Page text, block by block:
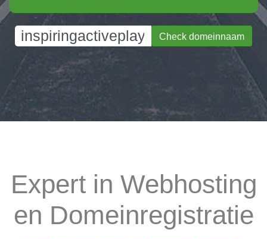
Check domeinnaam
Expert in Webhosting
en Domeinregistratie